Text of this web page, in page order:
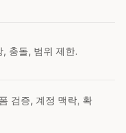
, 충돌, 범위 제한.
검증, 계정 맥락, 확